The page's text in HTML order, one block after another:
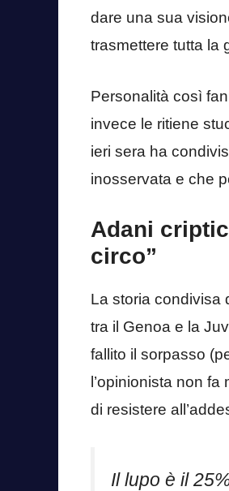
dare una sua
trasmettere tutta la
Personalità così
invece le ritiene
ieri sera ha
inosservata e che
Adani
circo”
La storia condivisa
tra il Genoa e la
fallito il sorpasso
l’opinionista non fa
di resistere
Il lupo è il